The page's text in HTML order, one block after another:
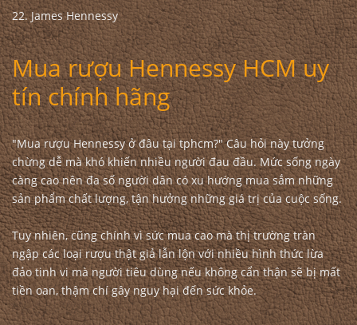
22. James Hennessy
Mua rượu Hennessy HCM uy
tín chính hãng
"Mua rượu Hennessy ở đâu tại tphcm?" Câu hỏi này tưởng
chừng dễ mà khó khiến nhiều người đau đầu. Mức sống ngày
càng cao nên đa số người dân có xu hướng mua sắm những
sản phẩm chất lượng, tận hưởng những giá trị của cuộc sống.
Tuy nhiên, cũng chính vì sức mua cao mà thị trường tràn
ngập các loại rượu thật giả lẫn lộn với nhiều hình thức lừa
đảo tinh vi mà người tiêu dùng nếu không cẩn thận sẽ bị mất
tiền oan, thậm chí gây nguy hại đến sức khỏe.